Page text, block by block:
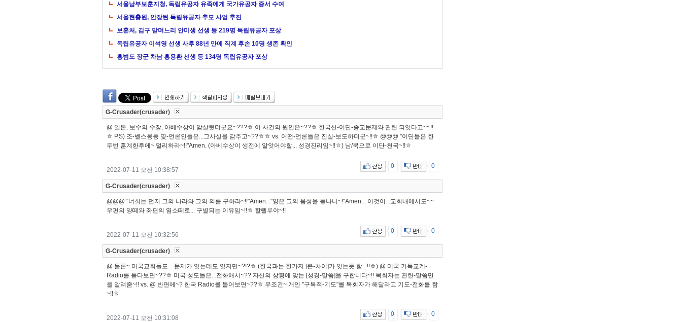
서울남부보훈지청, 독립유공자 유족에게 국가유공자 증서 수여
서울현충원, 안장된 독립유공자 추모 사업 추진
보훈처, 김구 맏며느리 안미생 선생 등 219명 독립유공자 포상
독립유공자 이석영 선생 사후 88년 만에 직계 후손 10명 생존 확인
홍범도 장군 차남 홍용환 선생 등 134명 독립유공자 포상
G-Crusader(crusader)
@ 일본, 보수의 수장, 아베수상이 암살됫더군요~???ㅎ 이 사건의 원인은~??ㅎ 한국산-이단-종교문제와 관련 되잇다고~~!!
ㅎ P.S) 조-벨스옹등 몇-언론인들은...그사실을 감추고~??ㅎㅎ vs. 어떤-언론들은 진실-보도하더군~!!ㅎ @@@ "이단들은 한
두번 훈계한후에~ 멀리하라~!!"Amen. (아베수상이 생전에 알앗어야할... 성경진리임~!!ㅎ) 남/북으로 이단-천국~!!ㅎ
2022-07-11 오전 10:38:57
0 0
G-Crusader(crusader)
@@@ "너희는 먼저 그의 나라와 그의 의를 구하라~!!"Amen..."양은 그의 음성을 듣나니~!"Amen... 이것이...교회내에서도~~
우편의 양떼와 좌편의 염소떼로... 구별되는 이유임~!!ㅎ 할렐루야~!!
2022-07-11 오전 10:32:56
0 0
G-Crusader(crusader)
@ 물론~ 미국교회들도... 문제가 잇는데도 잇지만~?!?ㅎ (한국과는 한가지 [큰-차이]가 잇는듯 함...!!ㅎ) @ 미국 기독교계-
Radio를 듣다보면~??ㅎ 미국 성도들은...전화해서~?? 자신의 상황에 맞는 [성경-말씀]을 구합니다~!! 목회자는 관련-말씀만
을 알려줌~!! vs. @ 반면에~? 한국 Radio를 들어보면~??ㅎ 무조건~ 개인 "구복적-기도"를 목회자가 해달라고 기도-전화를 함
~!!ㅎ
2022-07-11 오전 10:31:08
0 0